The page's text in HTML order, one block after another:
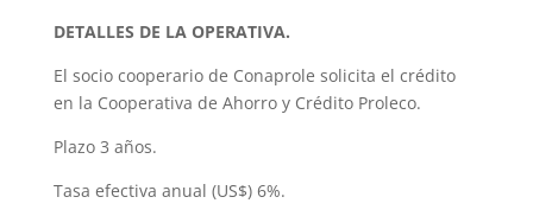
DETALLES DE LA OPERATIVA.
El socio cooperario de Conaprole solicita el crédito
en la Cooperativa de Ahorro y Crédito Proleco.
Plazo 3 años.
Tasa efectiva anual (US$) 6%.